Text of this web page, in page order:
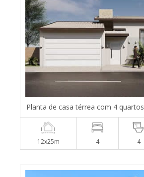
Planta de casa térrea com 4 quartos
12x25m 4 4